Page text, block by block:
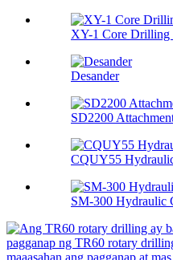
XY-1 Core Drilling
Desander
SD2200
CQUY55
SM-300 Hydraulic